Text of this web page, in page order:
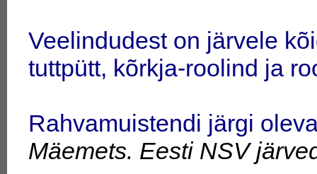
Veelindudest on järvele
tuttpütt, kõrkja-roolind ja
Rahvamuistendi järgi
Mäemets. Eesti NSV